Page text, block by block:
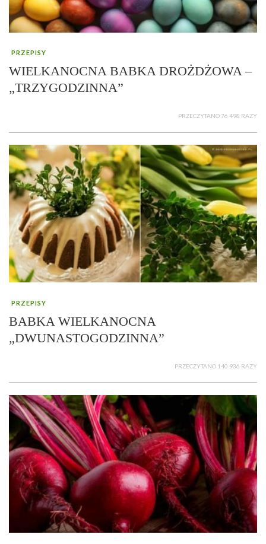
PRZEPISY
WIELKANOCNA BABKA DROŻDŻOWA –
„TRZYGODZINNA”
PRZECZYTANO 76 498 RAZY
PRZEPISY
BABKA WIELKANOCNA
„DWUNASTOGODZINNA”
PRZECZYTANO 140 936 RAZY